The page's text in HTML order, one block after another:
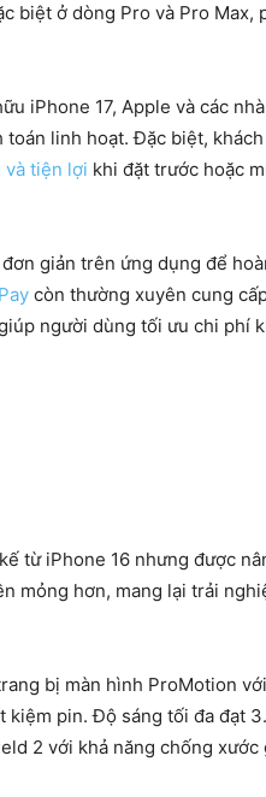
biệt ở dòng Pro và Pro Max,
iPhone 17, Apple và các
linh hoạt. Đặc biệt,
và tiện lợi khi đặt trước hoặc
giản trên ứng dụng để
còn thường xuyên cung
người dùng tối ưu chi phí
từ iPhone 16 nhưng được
mỏng hơn, mang lại trải
bị màn hình ProMotion
pin. Độ sáng tối đa đạt
2 với khả năng chống xước